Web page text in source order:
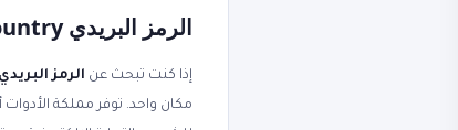
الرمز البريدي country ورمز بريدي مجاناً أون لاين
إذا كنت تبحث عن الرمز البريدي country
مكان واحد. توفر مملكة الأدوات